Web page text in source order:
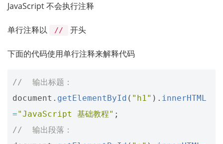
JavaScript 不会执行注释
单行注释以 // 开头
下面的代码使用单行注释来解释代码
//  输出标题：
document . getElementById ( "h1" ). innerHTML
="JavaScript 基础教程" ;
//  输出段落：